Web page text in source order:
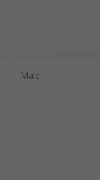
Male